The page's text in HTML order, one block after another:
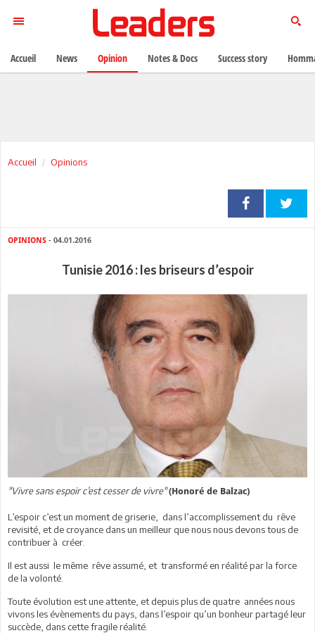
Accueil Opinions
OPINIONS - 04.01.2016
Tunisie 2016 : les briseurs d’espoir
"Vivre sans espoir c’est cesser de vivre"(Honoré de Balzac)
L’espoir c’est un moment de griserie, dans l’accomplissement du rêve
revisité, et de croyance dans un meilleur que nous nous devons tous de
contribuer à créer.
Il est aussi le même rêve assumé, et transformé en réalité par la force
de la volonté.
Toute évolution est une attente, et depuis plus de quatre années nous
vivons les évènements du pays, dans l’espoir qu’un bonheur partagé leur
succède, dans cette fragile réalité.
Accueil News Opinion Notes & Docs Success story